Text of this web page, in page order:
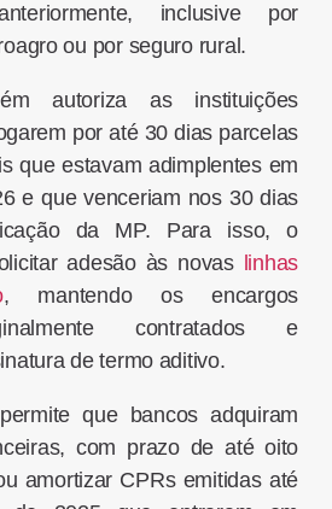
inclusive por
ou por seguro rural.
autoriza as instituições
por até 30 dias parcelas
que estavam adimplentes em
e que venceriam nos 30 dias
da MP. Para isso, o
adesão às novas linhas
, mantendo os encargos
contratados e
de termo aditivo.
que bancos adquiram
com prazo de até oito
amortizar CPRs emitidas até